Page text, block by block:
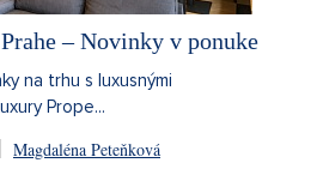
– Novinky v ponuke
na trhu s luxusnými
Prope...
Magdaléna Peteňková